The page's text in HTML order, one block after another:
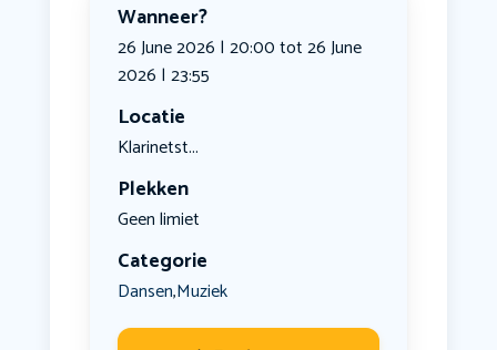
Wanneer?
26 June 2026 | 20:00 tot 26 June
2026 | 23:55
Locatie
Klarinetst...
Plekken
Geen limiet
Categorie
Dansen,Muziek